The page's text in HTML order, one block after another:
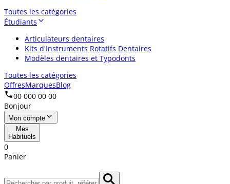
Toutes les catégories
Étudiants
Articulateurs dentaires
Kits d'Instruments Rotatifs Dentaires
Modèles dentaires et Typodonts
Toutes les catégories
OffresMarquesBlog
00 000 00 00
Bonjour
Mon compte
Mes
Habituels
0
Panier